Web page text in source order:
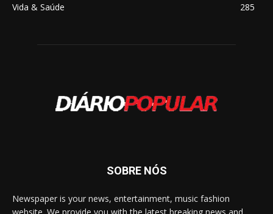
Vida & Saúde
285
SOBRE NÓS
Newspaper is your news, entertainment, music fashion